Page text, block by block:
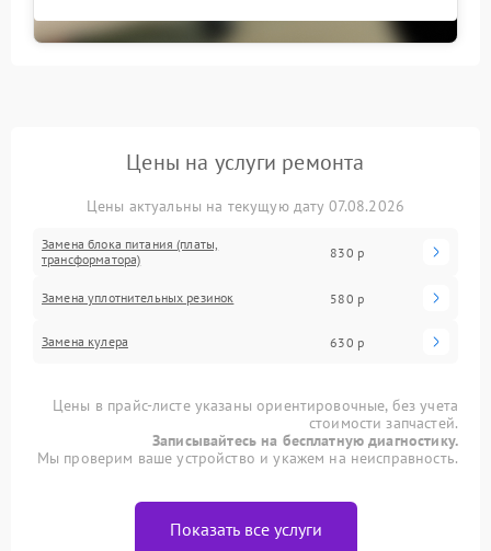
Цены на услуги ремонта
Цены актуальны на текущую дату 07.08.2026
Замена блока питания (платы,
трансформатора)
830 р
Замена уплотнительных резинок 580 р
Замена кулера 630 р
Цены в прайс-листе указаны ориентировочные, без учета
стоимости запчастей.
Записывайтесь на бесплатную диагностику.
Мы проверим ваше устройство и укажем на неисправность.
Показать все услуги